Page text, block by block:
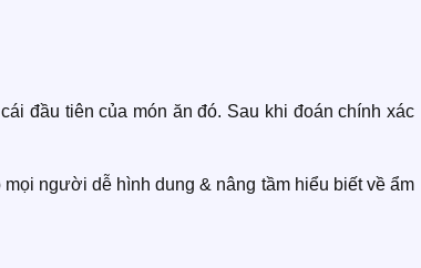
đầu tiên của món ăn đó. Sau khi đoán chính xác
người dễ hình dung & nâng tầm hiểu biết về ẩm